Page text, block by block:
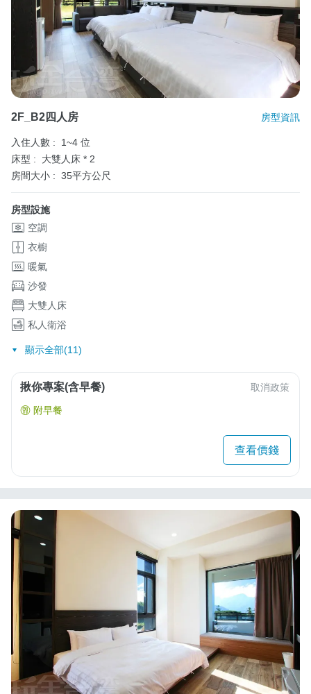
2F_B2四人房 房型資訊
入住人數 :
1~4 位
床型 :
大雙人床 * 2
房間大小 : 35平方公尺
房型設施
空調
衣櫥
暖氣
沙發
大雙人床
私人衛浴
顯示全部(11)
揪你專案(含早餐) 取消政策
附早餐
查看價錢